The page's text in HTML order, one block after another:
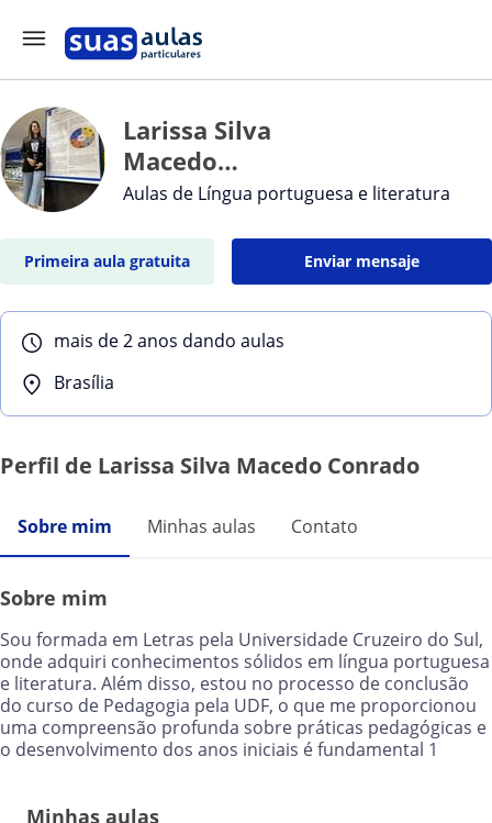
Larissa Silva
Macedo
Conrado
Aulas de Língua portuguesa e literatura
Primeira aula gratuita Enviar mensaje
mais de 2 anos dando aulas
Brasília
Perfil de Larissa Silva Macedo Conrado
Sobre mim Minhas aulas Contato
Sobre mim
Sou formada em Letras pela Universidade Cruzeiro do Sul,
onde adquiri conhecimentos sólidos em língua portuguesa
e literatura. Além disso, estou no processo de conclusão
do curso de Pedagogia pela UDF, o que me proporcionou
uma compreensão profunda sobre práticas pedagógicas e
o desenvolvimento dos anos iniciais é fundamental 1
Minhas aulas